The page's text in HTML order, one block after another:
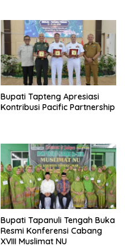
Bupati Tapteng Apresiasi
Kontribusi Pacific Partnership
Bupati Tapanuli Tengah Buka
Resmi Konferensi Cabang
XVIII Muslimat NU